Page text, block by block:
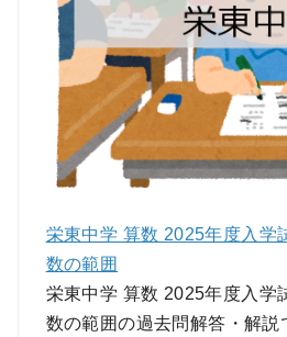
栄東中学 算数 2025年度入学
数の範囲
栄東中学 算数 2025年度入学
数の範囲の過去問解答・解説